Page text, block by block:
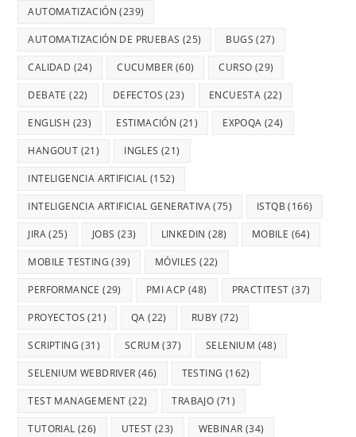
AUTOMATIZACIÓN (239)
AUTOMATIZACIÓN DE PRUEBAS (25) BUGS (27)
CALIDAD (24) CUCUMBER (60) CURSO (29)
DEBATE (22) DEFECTOS (23) ENCUESTA (22)
ENGLISH (23) ESTIMACIÓN (21) EXPOQA (24)
HANGOUT (21) INGLES (21)
INTELIGENCIA ARTIFICIAL (152)
INTELIGENCIA ARTIFICIAL GENERATIVA(75) ISTQB (166)
JIRA(25) JOBS (23) LINKEDIN (28) MOBILE (64)
MOBILE TESTING (39) MÓVILES (22)
PERFORMANCE (29) PMI ACP (48) PRACTITEST (37)
PROYECTOS (21) QA (22) RUBY (72)
SCRIPTING (31) SCRUM (37) SELENIUM (48)
SELENIUM WEBDRIVER (46) TESTING (162)
TEST MANAGEMENT (22) TRABAJO (71)
TUTORIAL (26) UTEST (23) WEBINAR (34)